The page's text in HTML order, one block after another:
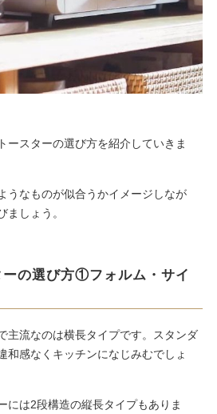
ースターの選び方を紹介していきま
うなものが似合うかイメージしなが
ましょう。
の選び方①フォルム・サイ
主流なのは横長タイプです。スタンダ
和感なくキッチンになじみむでしょ
には2段構造の縦長タイプもありま